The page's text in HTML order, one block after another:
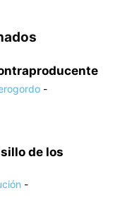
-
de los
-